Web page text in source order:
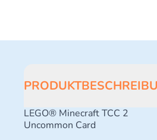
LEGO® Minecraft TCC 2
Uncommon Card